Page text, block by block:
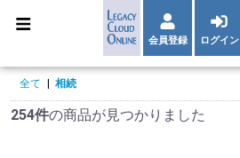
会員登録 ログイン
全て 相続
254件の商品が見つかりました